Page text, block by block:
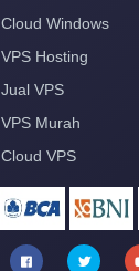
Cloud Windows
VPS Hosting
Jual VPS
VPS Murah
Cloud VPS